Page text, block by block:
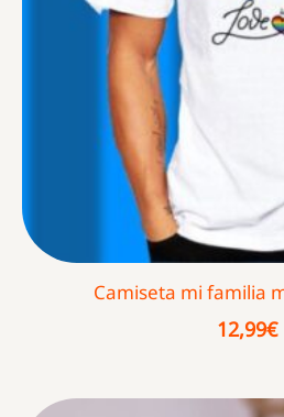
Camiseta mi familia
12,99€